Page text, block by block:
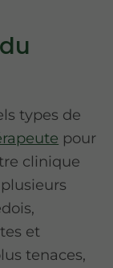
types de
pour
clinique
et
tenaces,